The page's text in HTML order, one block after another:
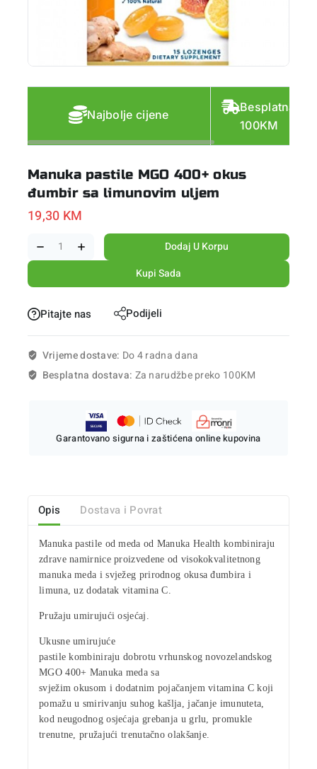
Najbolje cijene
Besplatna
100KM
Manuka pastile MGO 400+ okus
đumbir sa limunovim uljem
19,30 KM
Dodaj U Korpu
Kupi Sada
Pitajte nas Podijeli
Vrijeme dostave: Do 4 radna dana
Besplatna dostava: Za narudžbe preko 100KM
Garantovano sigurna i zaštićena online kupovina
Opis Dostava i Povrat
Manuka pastile od meda od Manuka Health kombiniraju
zdrave namirnice proizvedene od visokokvalitetnong
manuka meda i svježeg prirodnog okusa đumbira i
limuna, uz dodatak vitamina C.
Pružaju umirujući osjećaj.
Ukusneumirujuće
pastile kombiniraju dobrotu vrhunskog novozelandskog
MGO 400+ Manuka meda sa
svježim okusom i dodatnim pojačanjem vitamina C koji
pomažu u smirivanju suhog kašlja, jačanje imunuteta,
kod neugodnog osjećaja grebanja u grlu, promukle
trenutne, pružajući trenutačno olakšanje.